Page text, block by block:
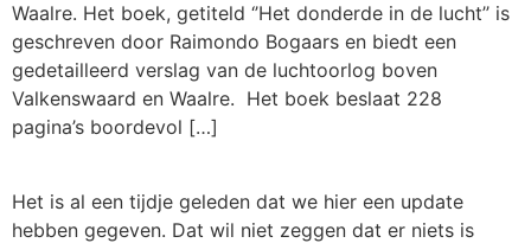
Waalre. Het boek, getiteld ‘’Het donderde in de lucht’’ is
geschreven door Raimondo Bogaars en biedt een
gedetailleerd verslag van de luchtoorlog boven
Valkenswaard en Waalre. Het boek beslaat 228
pagina’s boordevol […]
Het is al een tijdje geleden dat we hier een update
hebben gegeven. Dat wil niet zeggen dat er niets is